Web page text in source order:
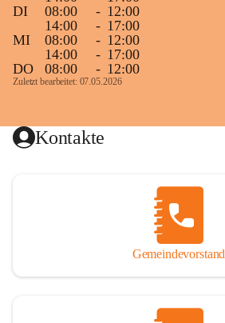
DI
08:00 - 12:00
14:00
- 17:00
MI
08:00 - 12:00
14:00
- 17:00
DO
08:00 - 12:00
Zuletzt bearbeitet: 07.05.2026
Kontakte
Gemeindevorstand